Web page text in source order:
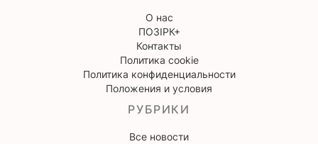
О нас
ПОЗІРК+
Контакты
Политика cookie
Политика конфиденциальности
Положения и условия
РУБРИКИ
Все новости